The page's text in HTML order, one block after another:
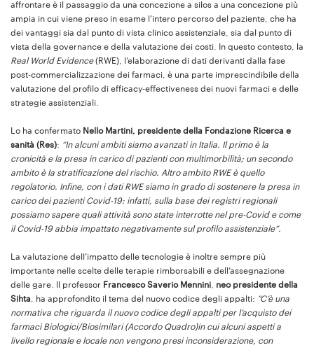
affrontare è il passaggio da una concezione a silos a una concezione più
ampia in cui viene preso in esame l’intero percorso del paziente, che ha
dei vantaggi sia dal punto di vista clinico assistenziale, sia dal punto di
vista della governance e della valutazione dei costi. In questo contesto, la
Real World Evidence(RWE), l’elaborazione di dati derivanti dalla fase
post-commercializzazione dei farmaci, è una parte imprescindibile della
valutazione del profilo di efficacy-effectiveness dei nuovi farmaci e delle
strategie assistenziali.
Lo ha confermato Nello Martini, presidente della Fondazione Ricerca e
sanità (Res): “In alcuni ambiti siamo avanzati in Italia. Il primo è la
cronicità e la presa in carico di pazienti con multimorbilità; un secondo
ambito è la stratificazione del rischio. Altro ambito RWE è quello
regolatorio. Infine, con i dati RWE siamo in grado di sostenere la presa in
carico dei pazienti Covid-19: infatti, sulla base dei registri regionali
possiamo sapere quali attività sono state interrotte nel pre-Covid e come
il Covid-19 abbia impattato negativamente sul profilo assistenziale”.
La valutazione dell’impatto delle tecnologie è inoltre sempre più
importante nelle scelte delle terapie rimborsabili e dell’assegnazione
delle gare. Il professor Francesco Saverio Mennini
neo presidente della
Sihta , ha approfondito il tema del nuovo codice degli appalti: “C’è una
normativa che riguarda il nuovo codice degli appalti per l’acquisto dei
farmaci Biologici/Biosimilari (Accordo Quadro)in cui alcuni aspetti a
livello regionale e locale non vengono presi inconsiderazione, con